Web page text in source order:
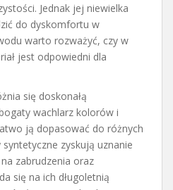
Jednak jej niewielka
do dyskomfortu w
warto rozważyć, czy w
jest odpowiedni dla
się doskonałą
wachlarz kolorów i
ją dopasować do różnych
zyskują uznanie
zabrudzenia oraz
się na ich długoletnią